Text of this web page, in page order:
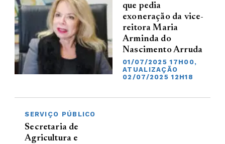
que pedia
exoneração da vice-
reitora Maria
Arminda do
Nascimento Arruda
01/07/2025 17H00,
ATUALIZAÇÃO
02/07/2025 12H18
SERVIÇO PÚBLICO
Secretaria de
Agricultura e